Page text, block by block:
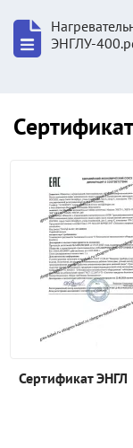
ЭНГЛУ-
Сертификат ЭНГЛ